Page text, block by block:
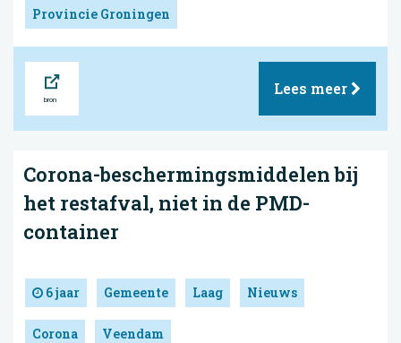
Provincie Groningen
Lees meer
Corona-beschermingsmiddelen bij
het restafval, niet in de PMD-
container
6 jaar Gemeente Laag Nieuws
Corona Veendam